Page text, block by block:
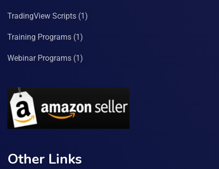
TradingView Scripts (1)
Training Programs (1)
Webinar Programs (1)
Other Links